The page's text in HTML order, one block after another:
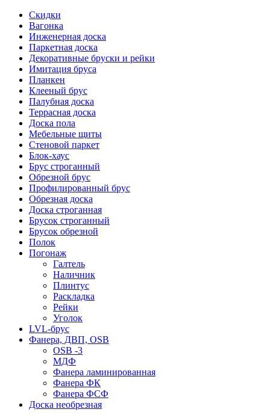
Скидки
Вагонка
Инженерная доска
Паркетная доска
Декоративные бруски и рейки
Имитация бруса
Планкен
Клееный брус
Палубная доска
Террасная доска
Доска пола
Мебельные щиты
Стеновой паркет
Блок-хаус
Брус строганный
Обрезной брус
Профилированный брус
Обрезная доска
Доска строганная
Брусок строганный
Брусок обрезной
Полок
Погонаж
Галтель
Наличник
Плинтус
Раскладка
Рейки
Уголок
LVL-брус
Фанера, ДВП, OSB
OSB -3
МДФ
Фанера ламинированная
Фанера ФК
Фанера ФСФ
Доска необрезная